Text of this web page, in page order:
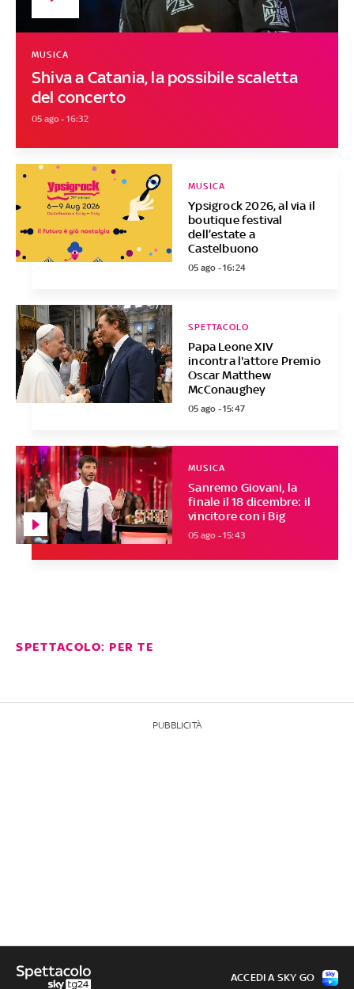
Shiva a Catania, la possibile scaletta
del concerto
MUSICA
05 ago - 16:32
Ypsigrock 2026, al via il
boutique festival
dell’estate a
Castelbuono
MUSICA
05 ago - 16:24
Papa Leone XIV
incontra l'attore Premio
Oscar Matthew
McConaughey
SPETTACOLO
05 ago - 15:47
Sanremo Giovani, la
finale il 18 dicembre: il
vincitore con i Big
MUSICA
05 ago - 15:43
SPETTACOLO: PER TE
PUBBLICITÀ
ACCEDI A SKY GO